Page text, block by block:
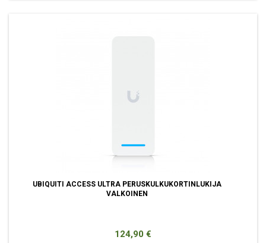
UBIQUITI ACCESS ULTRA PERUSKULKUKORTINLUKIJA
VALKOINEN
Hinta
124,90 €